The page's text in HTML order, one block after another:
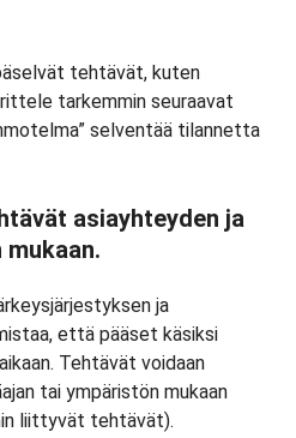
tehtävät, kuten
tarkemmin seuraavat
selventää tilannetta
asiayhteyden ja
ja
että pääset käsiksi
Tehtävät voidaan
tai ympäristön mukaan
liittyvät tehtävät).